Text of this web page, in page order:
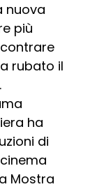
nuova
più
rubato il
ha
di
Mostra